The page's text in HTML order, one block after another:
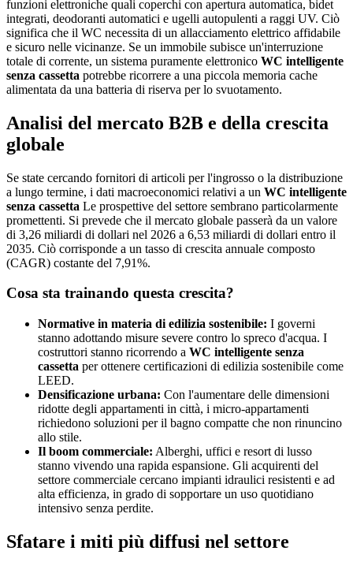
funzioni elettroniche quali coperchi con apertura automatica, bidet
integrati, deodoranti automatici e ugelli autopulenti a raggi UV. Ciò
significa che il WC necessita di un allacciamento elettrico affidabile
e sicuro nelle vicinanze. Se un immobile subisce un'interruzione
totale di corrente, un sistema puramente elettronico WC intelligente
senza cassetta potrebbe ricorrere a una piccola memoria cache
alimentata da una batteria di riserva per lo svuotamento.
Analisi del mercato B2B e della crescita
globale
Se state cercando fornitori di articoli per l'ingrosso o la distribuzione
a lungo termine, i dati macroeconomici relativi a un WC intelligente
senza cassetta Le prospettive del settore sembrano particolarmente
promettenti. Si prevede che il mercato globale passerà da un valore
di 3,26 miliardi di dollari nel 2026 a 6,53 miliardi di dollari entro il
2035. Ciò corrisponde a un tasso di crescita annuale composto
(CAGR) costante del 7,91%.
Cosa sta trainando questa crescita?
Normative in materia di edilizia sostenibile: I governi
stanno adottando misure severe contro lo spreco d'acqua. I
costruttori stanno ricorrendo a WC intelligente senza
cassetta per ottenere certificazioni di edilizia sostenibile come
LEED.
Densificazione urbana: Con l'aumentare delle dimensioni
ridotte degli appartamenti in città, i micro-appartamenti
richiedono soluzioni per il bagno compatte che non rinuncino
allo stile.
Il boom commerciale: Alberghi, uffici e resort di lusso
stanno vivendo una rapida espansione. Gli acquirenti del
settore commerciale cercano impianti idraulici resistenti e ad
alta efficienza, in grado di sopportare un uso quotidiano
intensivo senza perdite.
Sfatare i miti più diffusi nel settore